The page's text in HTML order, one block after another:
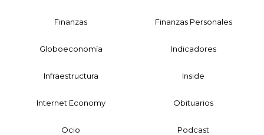
Finanzas Finanzas Personales
Globoeconomía Indicadores
Infraestructura Inside
Internet Economy Obituarios
Ocio Podcast